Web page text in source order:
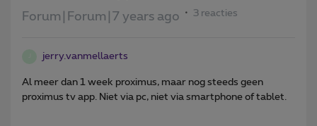
Forum|Forum|7 years ago 3 reacties
jerry.vanmellaerts
Al meer dan 1 week proximus, maar nog steeds geen
proximus tv app. Niet via pc, niet via smartphone of tablet.